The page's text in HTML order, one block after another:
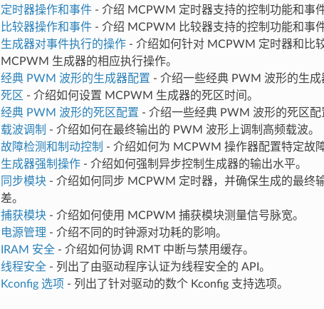
定时器操作和事件- 介绍 MCPWM 定时器支持的控制功能和事件
比较器操作和事件- 介绍 MCPWM 比较器支持的控制功能和事件
生成器对事件执行的操作- 介绍如何针对 MCPWM 定时器和比
MCPWM 生成器的相应执行操作。
经典 PWM 波形的生成器配置 - 介绍一些经典 PWM 波形的生成
死区 - 介绍如何设置 MCPWM 生成器的死区时间。
经典 PWM 波形的死区配置 - 介绍一些经典 PWM 波形的死区配
载波调制 - 介绍如何在最终输出的 PWM 波形上调制高频载波。
故障检测和制动控制 - 介绍如何为 MCPWM 操作器配置特定故
生成器强制操作- 介绍如何强制异步控制生成器的输出水平。
同步模块- 介绍如何同步 MCPWM 定时器，并确保生成的最终
差。
捕获模块- 介绍如何使用 MCPWM 捕获模块测量信号脉宽。
电源管理 - 介绍不同的时钟源对功耗的影响。
IRAM 安全- 介绍如何协调 RMT 中断与禁用缓存。
线程安全- 列出了由驱动程序认证为线程安全的 API。
Kconfig 选项 - 列出了针对驱动的数个 Kconfig 支持选项。